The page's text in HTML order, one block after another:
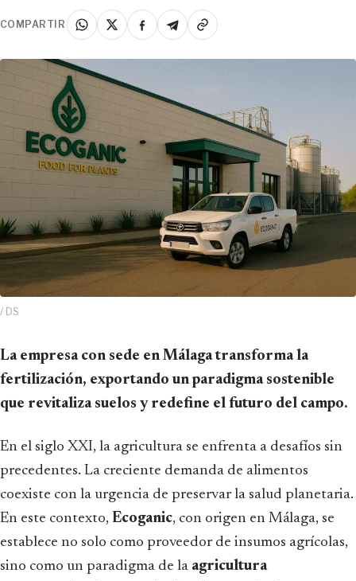
COMPARTIR
/ DS
La empresa con sede en Málaga transforma la
fertilización, exportando un paradigma sostenible
que revitaliza suelos y redefine el futuro del campo.
En el siglo XXI, la agricultura se enfrenta a desafíos sin
precedentes. La creciente demanda de alimentos
coexiste con la urgencia de preservar la salud planetaria.
En este contexto, Ecoganic, con origen en Málaga, se
establece no solo como proveedor de insumos agrícolas,
sino como un paradigma de la agricultura